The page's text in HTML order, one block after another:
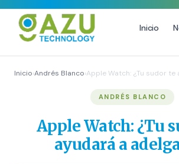
Inicio
Estrategia de Redes Sociales
Publicidad Digital
Growth Youtube ↗
Inicio›Andrés Blanco›Apple Watch: ¿Tu sudor te
ANDRÉS BLANCO
Apple Watch: ¿Tu
ayudará a